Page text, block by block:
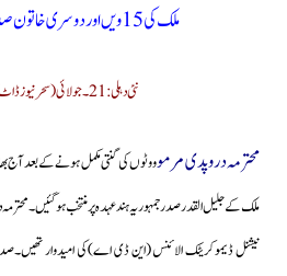
ملک کی 15 ویں اور دوسری خاتون صدر جمہوریہ ہندمنتخب
نئی دہلی:21۔جولائی(سحرنیوزڈاٹ کام/ایجنسیز)
محترمہ دروپدی مرموووٹوں کی گنتی مکمل ہونے کے بعد
ملک کے جلیل القدر صدرجمہوریہ ہند عہدہ پرمنتخب
نیشنل ڈیموکریٹک الائنس (این ڈی اے)کی امیدوار